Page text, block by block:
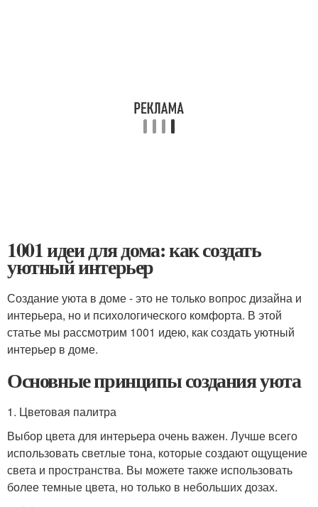
1001 идеи для дома: как создать
уютный интерьер
Создание уюта в доме - это не только вопрос дизайна и
интерьера, но и психологического комфорта. В этой
статье мы рассмотрим 1001 идею, как создать уютный
интерьер в доме.
Основные принципы создания уюта
1. Цветовая палитра
Выбор цвета для интерьера очень важен. Лучше всего
использовать светлые тона, которые создают ощущение
света и пространства. Вы можете также использовать
более темные цвета, но только в небольших дозах.